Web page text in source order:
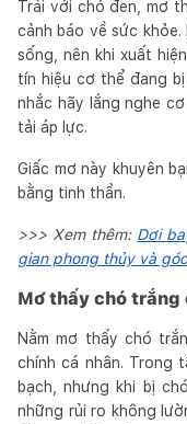
Trái với chó đen, mơ
cảnh báo về sức
sống, nên khi xuất
tín hiệu cơ thể đang
nhắc hãy lắng nghe
tải áp lực.
Giấc mơ này khuyên
bằng tinh thần.
>>> Xem thêm: Dơi
gian phong thủy và
Mơ thấy chó trắng
Nằm mơ thấy chó
chính cá nhân. Trong
bạch, nhưng khi bị
những rủi ro không